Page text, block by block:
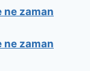
ne zaman
ne zaman